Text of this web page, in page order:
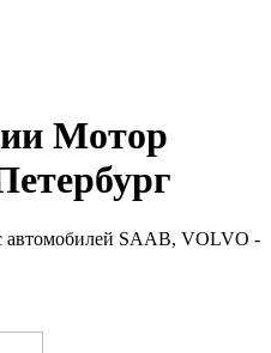
Мотор
автомобилей SAAB, VOLVO -